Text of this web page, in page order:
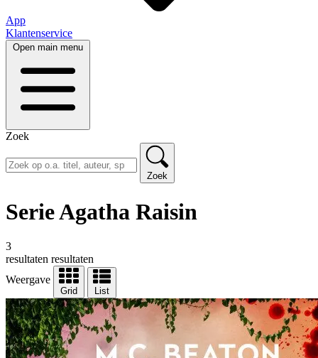
App
Klantenservice
Open main menu
Zoek
Zoek
Serie Agatha Raisin
3
resultaten resultaten
Weergave
Grid List